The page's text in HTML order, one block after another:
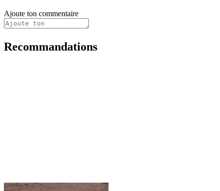
Ajoute ton commentaire
Recommandations